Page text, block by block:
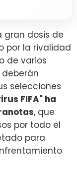
gran dosis de
por la rivalidad
de varios
selecciones
FIFA" ha
, que
por todo el
para